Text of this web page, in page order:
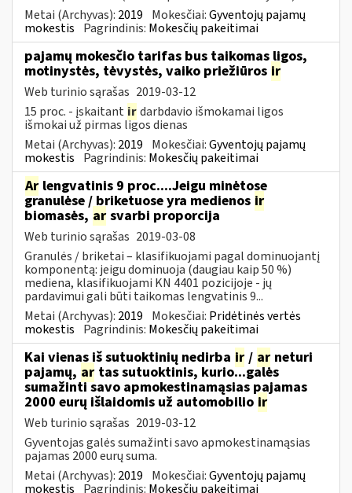
Metai (Archyvas): 2019 Mokesčiai:Gyventojų pajamų
mokestis Pagrindinis: Mokesčių pakeitimai
pajamų mokesčio tarifas bus taikomas ligos,
motinystės, tėvystės, vaiko priežiūros ir
Web turinio sąrašas 2019-03-12
15 proc. - įskaitant irdarbdavio išmokamai ligos
išmokai už pirmas ligos dienas
Metai (Archyvas): 2019 Mokesčiai:Gyventojų pajamų
mokestis Pagrindinis: Mokesčių pakeitimai
Ar lengvatinis 9 proc....Jeigu minėtose
granulėse / briketuose yra medienos ir
biomasės, ar svarbi proporcija
Web turinio sąrašas 2019-03-08
Granulės / briketai – klasifikuojami pagal dominuojantį
komponentą: jeigu dominuoja (daugiau kaip 50 %)
mediena, klasifikuojami KN 4401 pozicijoje - jų
pardavimui gali būti taikomas lengvatinis 9...
Metai (Archyvas): 2019 Mokesčiai: Pridėtinės vertės
mokestis Pagrindinis: Mokesčių pakeitimai
Kai vienas iš sutuoktinių nedirba ir / ar neturi
pajamų, ar tas sutuoktinis, kurio...galės
sumažinti savo apmokestinamąsias pajamas
2000 eurų išlaidomis už automobilio ir
Web turinio sąrašas 2019-03-12
Gyventojas galės sumažinti savo apmokestinamąsias
pajamas 2000 eurų suma.
Metai (Archyvas): 2019 Mokesčiai:Gyventojų pajamų
mokestis Pagrindinis: Mokesčių pakeitimai